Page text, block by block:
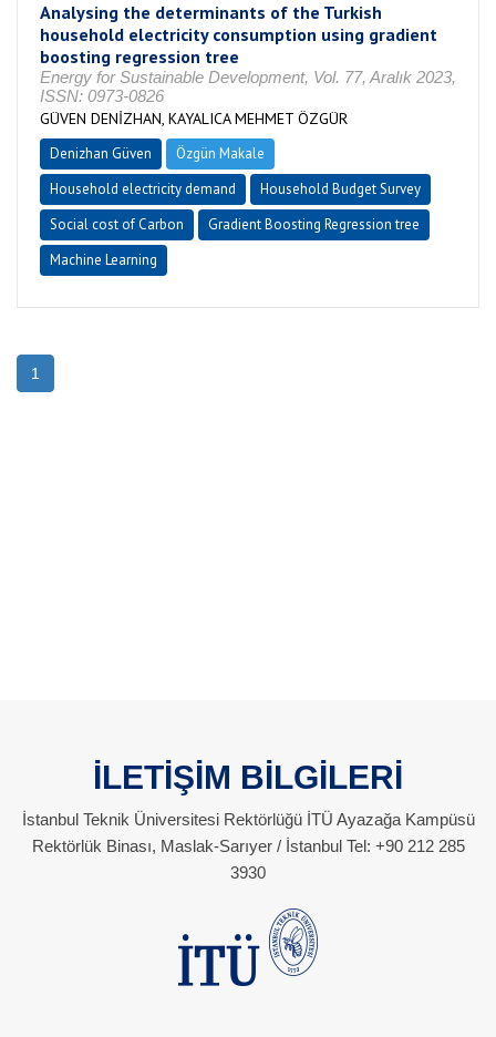
Analysing the determinants of the Turkish
household electricity consumption using gradient
boosting regression tree
Energy for Sustainable Development, Vol. 77, Aralık 2023,
ISSN: 0973-0826
GÜVEN DENİZHAN, KAYALICA MEHMET ÖZGÜR
Denizhan Güven
Özgün Makale
Household electricity demand
Household Budget Survey
Social cost of Carbon
Gradient Boosting Regression tree
Machine Learning
1
İLETİŞİM BİLGİLERİ
İstanbul Teknik Üniversitesi Rektörlüğü İTÜ Ayazağa Kampüsü
Rektörlük Binası, Maslak-Sarıyer / İstanbul Tel: +90 212 285
3930